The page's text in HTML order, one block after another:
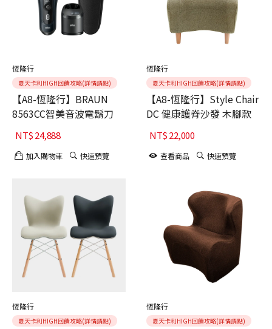
恆隆行
夏天卡利HIGH回饋攻略(詳情請點)
【A8-恆隆行】BRAUN
8563CC智美音波電鬍刀
NT$24,888
加入購物車 快速預覽
恆隆行
夏天卡利HIGH回饋攻略(詳情請點)
【A8-恆隆行】Style Chair
DC 健康護脊沙發 木腳款
NT$22,000
查看商品 快速預覽
恆隆行
夏天卡利HIGH回饋攻略(詳情請點)
恆隆行
夏天卡利HIGH回饋攻略(詳情請點)